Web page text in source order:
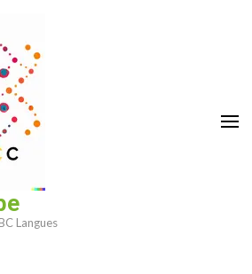
Langues